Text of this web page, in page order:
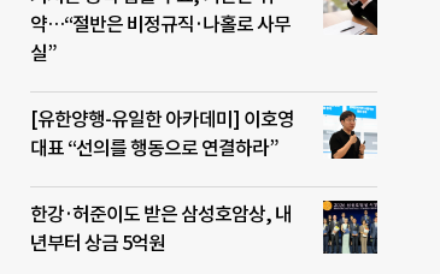
약…“절반은 비정규직·나홀로 사무
실”
[유한양행-유일한 아카데미] 이호영
대표 “선의를 행동으로 연결하라”
한강·허준이도 받은 삼성호암상, 내
년부터 상금 5억원